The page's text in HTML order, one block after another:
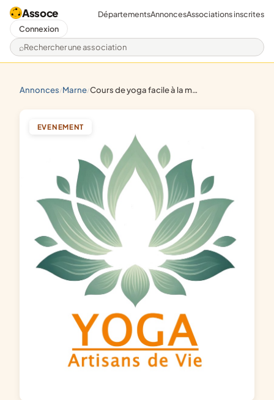
Assoce
Rechercher une association
DépartementsAnnoncesAssociations inscrites
Connexion
annonces/ marne/ cours de yoga facile à la mva de reims
EVENEMENT